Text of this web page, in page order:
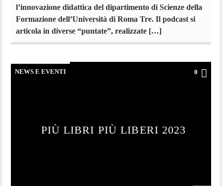
l’innovazione didattica del dipartimento di Scienze della
Formazione dell’Università di Roma Tre. Il podcast si
articola in diverse “puntate”, realizzate […]
NEWS E EVENTI 0
PIÙ LIBRI PIÙ LIBERI 2023